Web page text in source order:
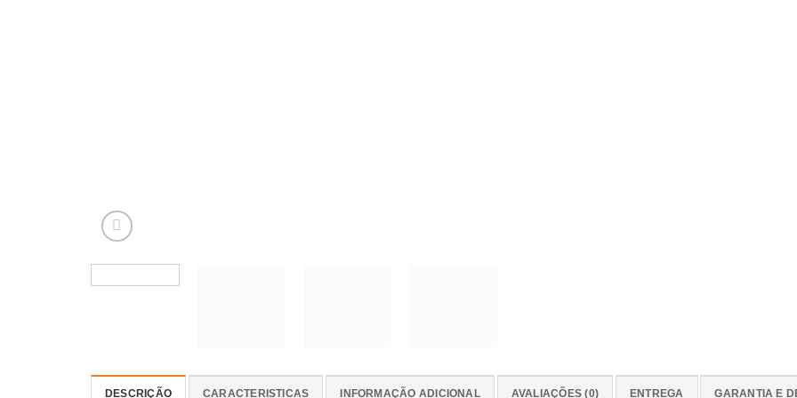
DESCRIÇÃO CARACTERISTICAS INFORMAÇÃO ADICIONAL AVALIAÇÕES (0) ENTREGA GARANTIA E